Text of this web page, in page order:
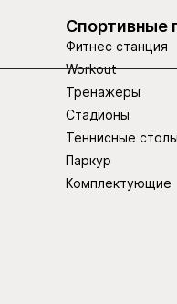
Спортивные
Фитнес станция
Workout
Тренажеры
Стадионы
Теннисные столы
Паркур
Комплектующие